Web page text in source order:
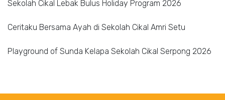
Sekolah Cikal Lebak Bulus Holiday Program 2026
Ceritaku Bersama Ayah di Sekolah Cikal Amri Setu
Playground of Sunda Kelapa Sekolah Cikal Serpong 2026